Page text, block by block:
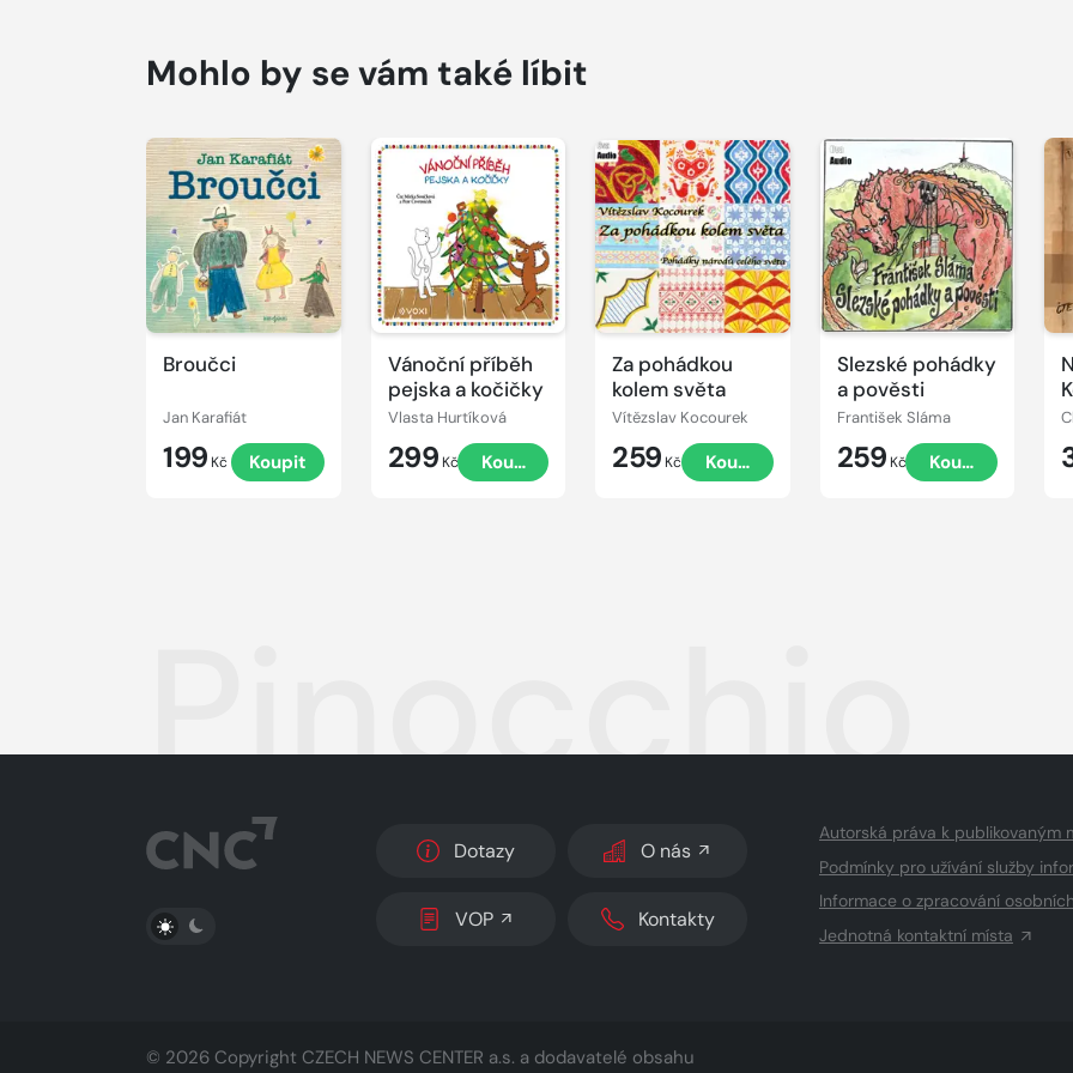
Mohlo by se vám také líbit
Broučci
Jan Karafiát
199 Kč Koupit
Přehrát
ukázku
Vánoční příběh
pejska a kočičky
Vlasta Hurtíková
299 Kč Koupit
Přehrát
ukázku
Za pohádkou
kolem světa
Vítězslav Kocourek
259 Kč Koupit
Přehrát
ukázku
Slezské pohádky
a pověsti
František Sláma
259 Kč Koupit
Přehrát
ukázku
Pinocchio
PŘEPNOUT SVĚTLÝ/TMAVÝ REŽIM
Dotazy O nás
VOP Kontakty
Autorská práva k publikovaným
Podmínky pro užívání služby
Informace o zpracování
Jednotná kontaktní místa
© 2026 Copyright CZECH NEWS CENTER a.s. a dodavatelé obsahu